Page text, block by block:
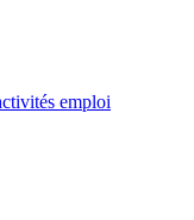
emploi